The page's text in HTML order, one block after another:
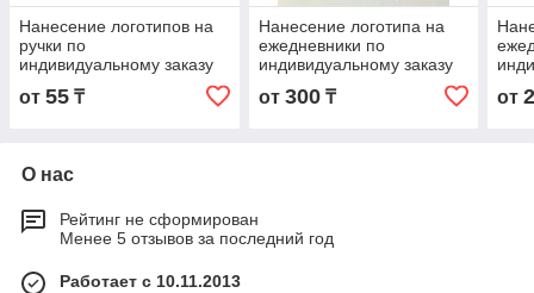
Нанесение логотипов на
ручки по
индивидуальному заказу
от 55 ₸
Нанесение логотипа на
ежедневники по
индивидуальному заказу
от 300₸ от
О нас
Рейтинг не сформирован
Менее 5 отзывов за последний год
Работает с 10.11.2013